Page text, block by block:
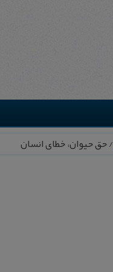
/ حق حیوان، خطای انسان